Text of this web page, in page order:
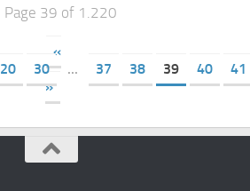
Page 39 of 1.220
«
20 30 ... 37 38 39 40
41
»